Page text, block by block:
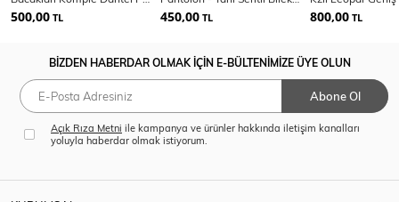
500,00 TL 450,00 TL 800,00 TL
BİZDEN HABERDAR OLMAK İÇİN E-BÜLTENİMİZE ÜYE OLUN
Abone Ol
Açık Rıza Metni ile kampanya ve ürünler hakkında iletişim kanalları
yoluyla haberdar olmak istiyorum.